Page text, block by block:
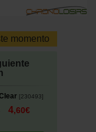
momento
230493]
4,60€